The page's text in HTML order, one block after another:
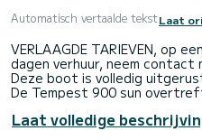
Automatisch vertaalde tekstLaat
VERLAAGDE TARIEVEN, op
dagen verhuur, neem contact
Deze boot is volledig
De Tempest 900 sun
het meest aantrekkelijke
groot zonnedek voor, zijn
Laat volledige